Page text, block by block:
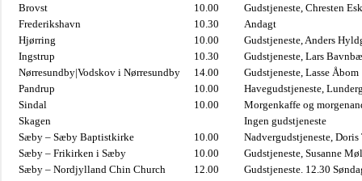
Brovst 10.00
Gudstjeneste, Chresten
Frederikshavn
10.30
Andagt
Hjørring
10.00
Gudstjeneste, Anders
Ingstrup
10.30
Gudstjeneste, Lars
Nørresundby|Vodskov i Nørresundby
14.00
Gudstjeneste, Lasse Åbom
Pandrup
10.00
Havegudstjeneste,
Sindal
10.00
Morgenkaffe og
Skagen
Ingen gudstjeneste
Sæby – Sæby Baptistkirke
10.00
Nadvergudstjeneste,
Sæby – Frikirken i Sæby
10.00
Gudstjeneste, Susanne
Sæby – Nordjylland Chin Church
12.00
Gudstjeneste. 12.30